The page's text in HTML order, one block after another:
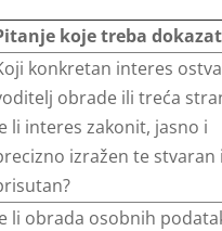
koje treba
konkretan interes
obrade ili treća
li interes zakonit, jasno i
izražen te stvaran
li obrada osobnih